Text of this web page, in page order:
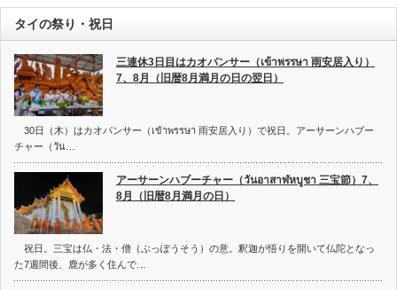
タイの祭り・祝日
三連休3日目はカオパンサー（เข้าพรรษา 雨安居入り）
7、8月（旧暦8月満月の日の翌日）
30日（木）はカオパンサー（เข้าพรรษา 雨安居入り）で祝日。アーサーンハブー
チャー（วัน…
アーサーンハブーチャー（วันอาสาฬหบูชา 三宝節）7、
8月（旧暦8月満月の日）
祝日。三宝は仏・法・僧（ぶっぽうそう）の意。釈迦が悟りを開いて仏陀となっ
た7週間後、鹿が多く住んで…